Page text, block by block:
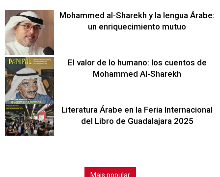
Mohammed al-Sharekh y la lengua Árabe:
un enriquecimiento mutuo
El valor de lo humano: los cuentos de
Mohammed Al-Sharekh
Literatura Árabe en la Feria Internacional
del Libro de Guadalajara 2025
Mais popular